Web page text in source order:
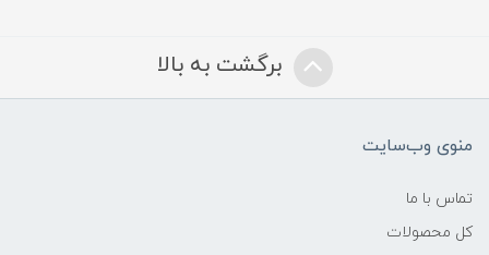
برگشت به بالا
منوی وب‌سایت
تماس با ما
کل محصولات